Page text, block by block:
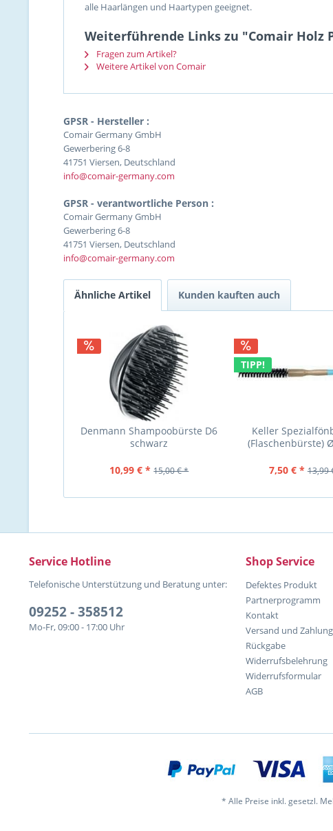
alle Haarlängen und Haartypen geeignet.
Weiterführende Links zu "Comair
Fragen zum Artikel?
Weitere Artikel von Comair
GPSR - Hersteller :
Comair Germany GmbH
Gewerbering 6-8
41751 Viersen, Deutschland
info@comair-germany.com
GPSR - verantwortliche Person :
Comair Germany GmbH
Gewerbering 6-8
41751 Viersen, Deutschland
info@comair-germany.com
Ähnliche Artikel Kunden kauften auch
Denmann Shampoobürste D6
schwarz
10,99 € * 15,00 € *
TIPP!
Keller
(Flaschenbürste)
7,50 € * 13,99
Service Hotline
Telefonische Unterstützung und Beratung unter:
09252 - 358512
Mo-Fr, 09:00 - 17:00 Uhr
Shop Service
Defektes Produkt
Partnerprogramm
Kontakt
Versand und
Rückgabe
Widerrufsbelehrung
Widerrufsformular
AGB
* Alle Preise inkl. gesetzl.